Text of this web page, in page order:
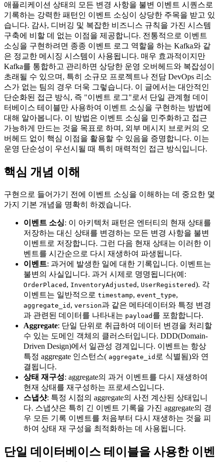
애플리케이션 상태의 모든 변경 사항을 불변 이벤트 시퀀스로
기록하는 강력한 패턴인 이벤트 소싱이 상당한 주목을 받고 있
습니다. 감사, 디버깅 및 복잡한 비즈니스 규칙을 가진 시스템
구축에 비할 데 없는 이점을 제공합니다. 전통적으로 이벤트
소싱을 구현하려면 종종 이벤트 로그 역할을 하는 Kafka와 같
은 정교한 메시징 시스템이 사용됩니다. 매우 효과적이지만
Kafka를 통합하고 관리하면 상당한 운영 오버헤드와 복잡성이
초래될 수 있으며, 특히 소규모 프로젝트나 전담 DevOps 리소
스가 없는 팀의 경우 더욱 그렇습니다. 이 글에서는 대안적인
단순화된 접근 방식, 즉 "이벤트 로그"로서 단일 관계형 데이
터베이스 테이블만 사용하여 이벤트 소싱을 구현하는 방법에
대해 알아봅니다. 이 방법은 이벤트 소싱을 민주화하고 접근
가능하게 만드는 것을 목표로 하며, 외부 메시지 브로커의 오
버헤드 없이 핵심 이점을 활용할 수 있음을 증명합니다. 이는
운영 단순성이 우선시될 때 특히 매력적인 접근 방식입니다.
핵심 개념 이해
구현으로 들어가기 전에 이벤트 소싱을 이해하는 데 중요한 몇
가지 기본 개념을 명확히 하겠습니다.
이벤트 소싱: 이 아키텍처 패턴은 엔터티의 현재 상태를
저장하는 대신 상태를 변경하는 모든 변경 사항을 불변
이벤트로 저장합니다. 그런 다음 현재 상태는 이러한 이
벤트를 시간순으로 다시 재생하여 파생됩니다.
이벤트: 과거에 발생한 일에 대한 기록입니다. 이벤트는
불변의 사실입니다. 과거 시제로 명명됩니다(예:
OrderPlaced , InventoryAdjusted , UserRegistered). 각
이벤트는 일반적으로 timestamp, event_type,
aggregate_id , version과 같은 메타데이터와 특정 변경
과 관련된 데이터를 나타내는 payload 를 포함합니다.
Aggregate: 단일 단위로 취급하여 데이터 변경을 처리할
수 있는 도메인 객체의 클러스터입니다. DDD(Domain-
Driven Design)에서 일관성 경계입니다. 이벤트는 항상
특정 aggregate 인스턴스( aggregate_id 로 식별됨)와 연
결됩니다.
상태 재구성: aggregate의 과거 이벤트를 다시 재생하여
현재 상태를 재구성하는 프로세스입니다.
스냅샷: 특정 시점의 aggregate의 사전 계산된 상태입니
다. 스냅샷은 특히 긴 이벤트 기록을 가진 aggregate의 경
우 모든 기록 이벤트를 처음부터 다시 재생하는 것을 피
하여 상태 재 구성을 최적화하는 데 사용됩니다.
단일 데이터베이스 테이블을 사용한 이벤